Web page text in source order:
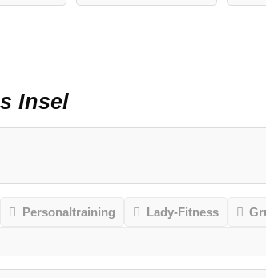
Insel
Personaltraining Lady-Fitness